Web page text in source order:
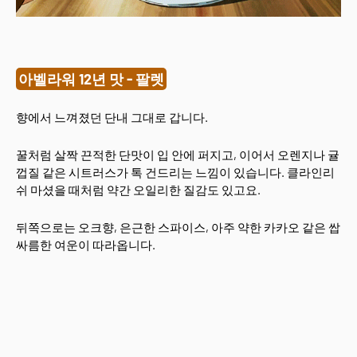
아벨라워 12년 맛 - 팔렛
향에서 느껴졌던 단내 그대로 갑니다.
꿀처럼 살짝 끈적한 단맛이 입 안에 퍼지고, 이어서 오렌지나 귤
껍질 같은 시트러스가 톡 건드리는 느낌이 있습니다. 클라인리
쉬 마셨을 때처럼 약간 오일리한 질감도 있고요.
뒤쪽으로는 오크향, 은근한 스파이스, 아주 약한 카카오 같은 쌉
싸름한 여운이 따라옵니다.